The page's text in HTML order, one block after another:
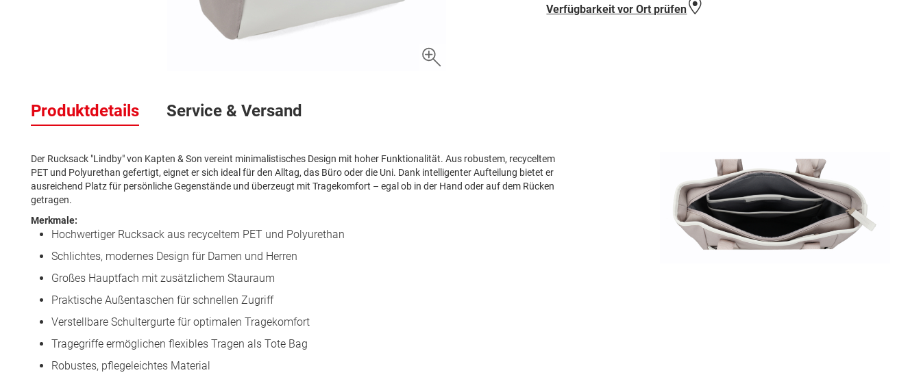
der
Bildergalerie
Verfügbarkeit vor Ort prüfen
Produktdetails
Der Rucksack "Lindby" von Kapten & Son vereint minimalistisches Design mit hoher Funktionalität. Aus robustem, recyceltem
PET und Polyurethan gefertigt, eignet er sich ideal für den Alltag, das Büro oder die Uni. Dank intelligenter Aufteilung bietet er
ausreichend Platz für persönliche Gegenstände und überzeugt mit Tragekomfort – egal ob in der Hand oder auf dem Rücken
getragen.
Merkmale:
Hochwertiger Rucksack aus recyceltem PET und Polyurethan
Schlichtes, modernes Design für Damen und Herren
Großes Hauptfach mit zusätzlichem Stauraum
Praktische Außentaschen für schnellen Zugriff
Verstellbare Schultergurte für optimalen Tragekomfort
Tragegriffe ermöglichen flexibles Tragen als Tote Bag
Robustes, pflegeleichtes Material
Service & Versand